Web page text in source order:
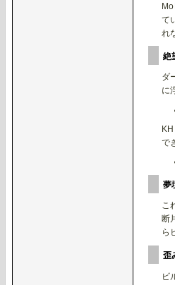
て
れ
絶
ダ
に
で
夢
こ
断
ら
歪
ビ